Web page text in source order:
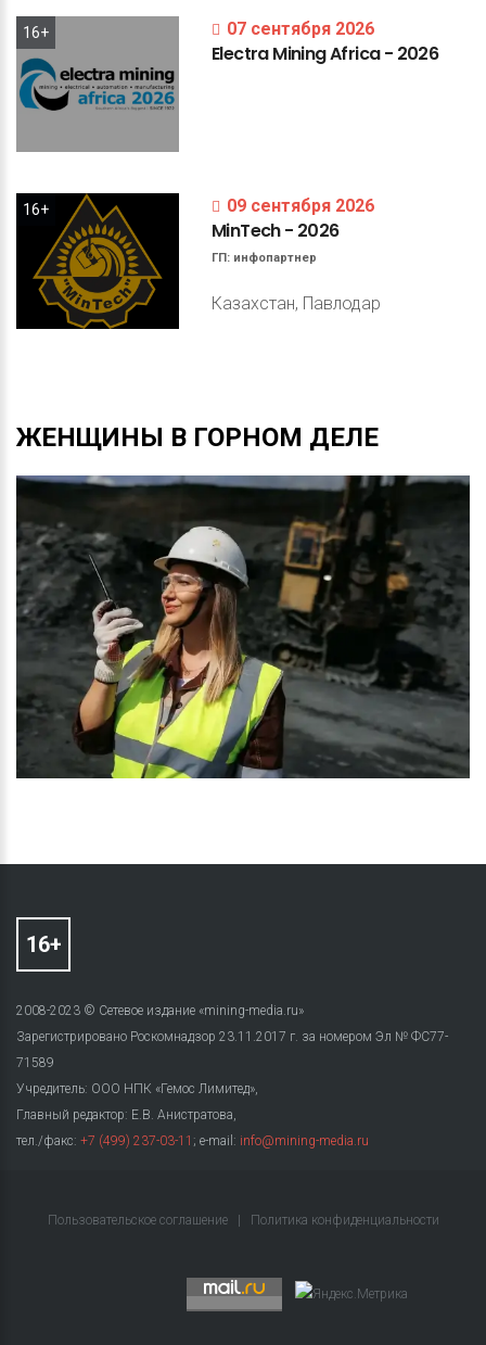
16+ 07 сентября 2026
ElectraMiningAfrica- 2026
16+ 09 сентября 2026
MinTech- 2026
ГП: инфопартнер
Казахстан, Павлодар
ЖЕНЩИНЫ В ГОРНОМ ДЕЛЕ
2008-2023 © Сетевое издание «mining-media.ru»
Зарегистрировано Роскомнадзор 23.11.2017 г. за номером Эл № ФС77-
71589
Учредитель: ООО НПК «Гемос Лимитед»,
Главный редактор: Е.В. Анистратова,
тел./факс: +7 (499) 237-03-11 ; e-mail: info@mining-media.ru
Пользовательское соглашение Политика конфиденциальности